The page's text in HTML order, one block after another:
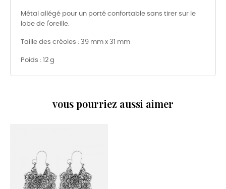
Métal allégé pour un porté confortable sans tirer sur le
lobe de l'oreille.
Taille des créoles : 39 mm x 31 mm
Poids : 12 g
vous pourriez aussi aimer